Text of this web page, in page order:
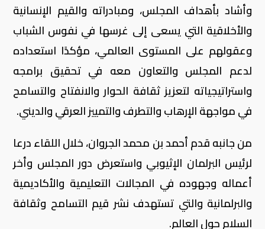
وأشاد بأهداف المجلس، ومبادراته والقيم الإنسانية
والأخلاقية التي يسعى إلى غرسها في نفوس الشباب
وعقولهم على المستوى العالمي، مؤكدًا استعداده
لدعم المجلس والتعاون معه في تحقيق برامجه
واستراتيجياته لتعزيز ثقافة الحوار والانفتاح والتسامح
في مواجهة الإرهاب والتطرف والتمييز العرقي والديني.
من جانبه قدم أحمد بن محمد الجروان، خلال اللقاء درعا
لرئيس البرلمان الإثيوبي واستعرض دور المجلس وأخر
أعماله وجهوده في المجالات التعليمية والأكاديمية
والبرلمانية والتي تستهدف نشر قيم التسامح وثقافة
السلام حول العالم.